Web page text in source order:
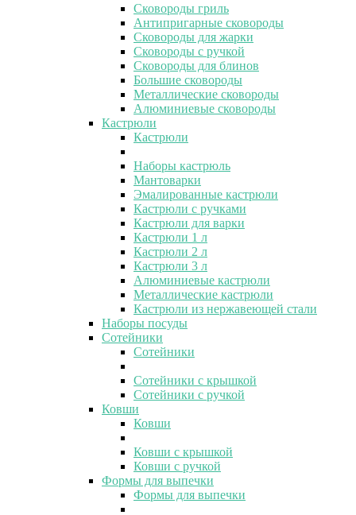
Сковороды гриль
Антипригарные сковороды
Сковороды для жарки
Сковороды с ручкой
Сковороды для блинов
Большие сковороды
Металлические сковороды
Алюминиевые сковороды
Кастрюли
Кастрюли
Наборы кастрюль
Мантоварки
Эмалированные кастрюли
Кастрюли с ручками
Кастрюли для варки
Кастрюли 1 л
Кастрюли 2 л
Кастрюли 3 л
Алюминиевые кастрюли
Металлические кастрюли
Кастрюли из нержавеющей стали
Наборы посуды
Сотейники
Сотейники
Сотейники с крышкой
Сотейники с ручкой
Ковши
Ковши
Ковши с крышкой
Ковши с ручкой
Формы для выпечки
Формы для выпечки